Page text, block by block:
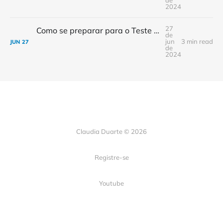
2024
JUN 27
Como se preparar para o Teste de Suficiência Física da prova de Prático de Navios
27
de
jun
de
2024
3 min read
Claudia Duarte © 2026
Registre-se
Youtube